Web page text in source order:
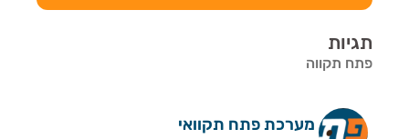
תגיות
פתח תקווה
מערכת פתח תקוואי